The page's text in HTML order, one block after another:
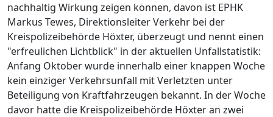
nachhaltig Wirkung zeigen können, davon ist EPHK
Markus Tewes, Direktionsleiter Verkehr bei der
Kreispolizeibehörde Höxter, überzeugt und nennt einen
"erfreulichen Lichtblick" in der aktuellen Unfallstatistik:
Anfang Oktober wurde innerhalb einer knappen Woche
kein einziger Verkehrsunfall mit Verletzten unter
Beteiligung von Kraftfahrzeugen bekannt. In der Woche
davor hatte die Kreispolizeibehörde Höxter an zwei